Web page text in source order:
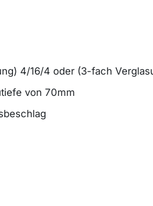
4/16/4 oder (3-fach
von 70mm